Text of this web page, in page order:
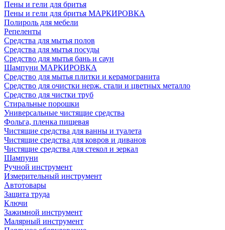
Пены и гели для бритья
Пены и гели для бритья МАРКИРОВКА
Полироль для мебели
Репеленты
Средства для мытья полов
Средства для мытья посуды
Средство для мытья бань и саун
Шампуни МАРКИРОВКА
Средство для мытья плитки и керамогранита
Средство для очистки нерж. стали и цветных металло
Средство для чистки труб
Стиральные порошки
Универсальные чистящие средства
Фольга, пленка пищевая
Чистящие средства для ванны и туалета
Чистящие средства для ковров и диванов
Чистящие средства для стекол и зеркал
Шампуни
Ручной инструмент
Измерительный инструмент
Автотовары
Защита труда
Ключи
Зажимной инструмент
Малярный инструмент